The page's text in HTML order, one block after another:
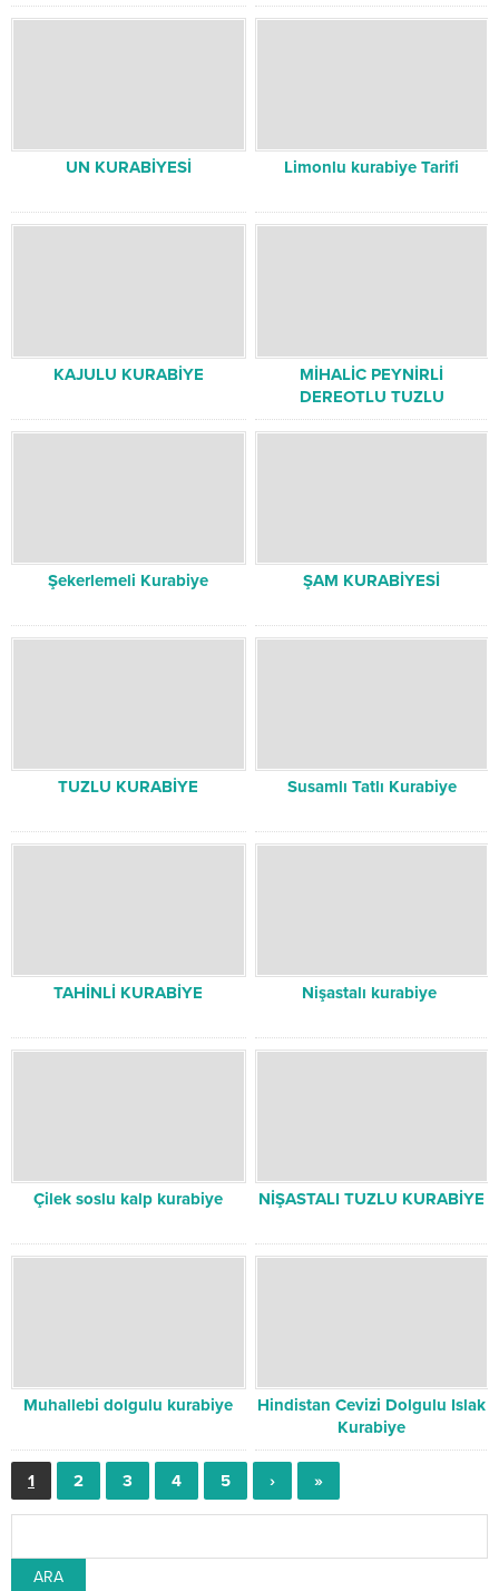
UN KURABİYESİ Limonlu kurabiye Tarifi
KAJULU KURABİYE
MİHALİC PEYNİRLİ
DEREOTLU TUZLU
ATIŞTIRMALIK
Şekerlemeli Kurabiye ŞAM KURABİYESİ
TUZLU KURABİYE Susamlı Tatlı Kurabiye
TAHİNLİ KURABİYE Nişastalı kurabiye
Çilek soslu kalp kurabiye NİŞASTALI TUZLU KURABİYE
Muhallebi dolgulu kurabiye
Hindistan Cevizi Dolgulu Islak
Kurabiye
1 2 3 4 5 › »